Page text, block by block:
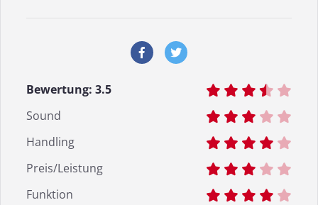
Bewertung: 3.5
Sound
Handling
Preis/Leistung
Funktion